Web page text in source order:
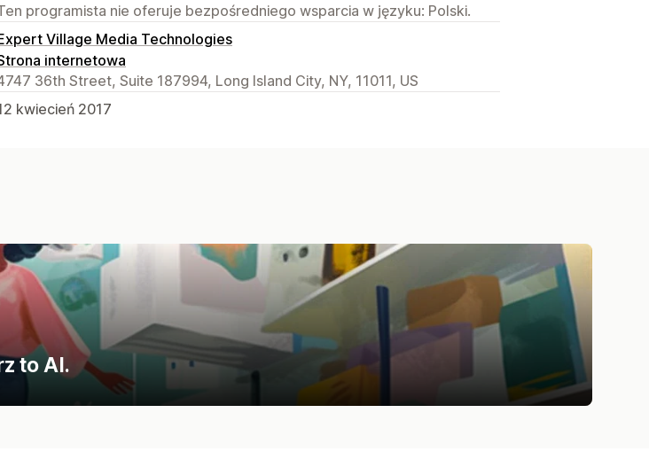
programista nie oferuje bezpośredniego wsparcia w języku: Polski.
Village Media Technologies
internetowa
36th Street, Suite 187994, Long Island City, NY, 11011, US
kwiecień 2017
to AI.